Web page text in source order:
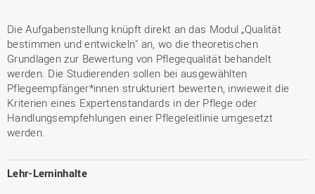
Die Aufgabenstellung knüpft direkt an das Modul „Qualität
bestimmen und entwickeln" an, wo die theoretischen
Grundlagen zur Bewertung von Pflegequalität behandelt
werden. Die Studierenden sollen bei ausgewählten
Pflegeempfänger*innen strukturiert bewerten, inwieweit die
Kriterien eines Expertenstandards in der Pflege oder
Handlungsempfehlungen einer Pflegeleitlinie umgesetzt
werden.
Lehr-Lerninhalte